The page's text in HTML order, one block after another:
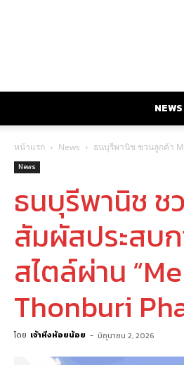
NEWS
หน้าแรก News ธนบุรีพานิช ชวนลูกค้า
News
ธนบุรีพานิช ช
สัมผัสประสบ
สไตล์ผ่าน
Thonburi
โดย เจ้าหิ่งห้อยน้อย - มิถุนายน 2, 2026